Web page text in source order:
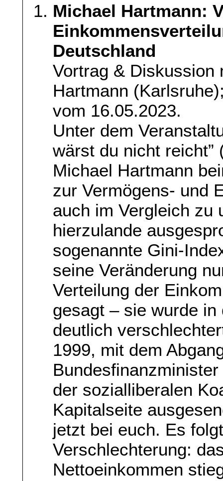
Michael Hartmann:
Deutschland
Vortrag & Diskussion
Hartmann
vom 16.05.2023.
Unter dem
wärst du nicht
Michael Hartmann
zur Vermögens- und
auch im Vergleich zu
hierzulande
sogenannte Gini-
seine Veränderung
Verteilung der
gesagt – sie wurde
deutlich
1999, mit dem
der sozialliberalen
Kapitalseite
jetzt bei euch. Es
Verschlechterung:
Nettoeinkommen